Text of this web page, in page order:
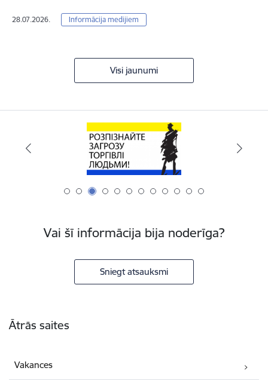
28.07.2026. Informācija medijiem
Visi jaunumi
Vai šī informācija bija noderīga?
Sniegt atsauksmi
Ātrās saites
Vakances